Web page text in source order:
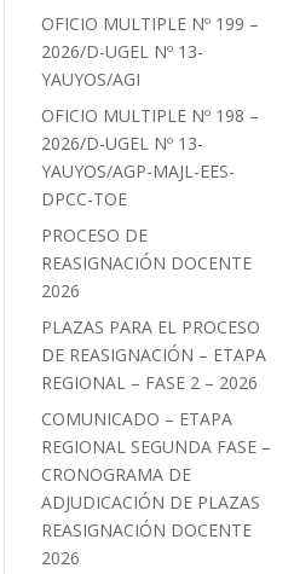
OFICIO MULTIPLE Nº 199 –
2026/D-UGEL Nº 13-
YAUYOS/AGI
OFICIO MULTIPLE Nº 198 –
2026/D-UGEL Nº 13-
YAUYOS/AGP-MAJL-EES-
DPCC-TOE
PROCESO DE
REASIGNACIÓN DOCENTE
2026
PLAZAS PARA EL PROCESO
DE REASIGNACIÓN – ETAPA
REGIONAL – FASE 2 – 2026
COMUNICADO – ETAPA
REGIONAL SEGUNDA FASE –
CRONOGRAMA DE
ADJUDICACIÓN DE PLAZAS
REASIGNACIÓN DOCENTE
2026